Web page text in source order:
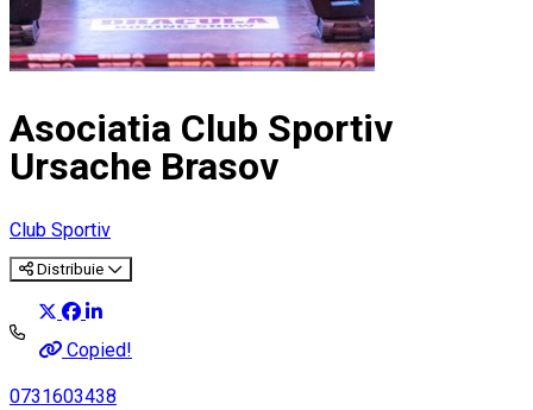
Asociatia Club Sportiv
Ursache Brasov
Club Sportiv
Distribuie
Copied!
0731603438